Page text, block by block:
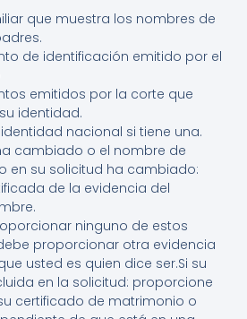
que muestra los nombres de
de identificación emitido por el
emitidos por la corte que
identidad.
nacional si tiene una.
cambiado o el nombre de
en su solicitud ha cambiado:
de la evidencia del
ninguno de estos
proporcionar otra evidencia
usted es quien dice ser.Si su
en la solicitud: proporcione
certificado de matrimonio o